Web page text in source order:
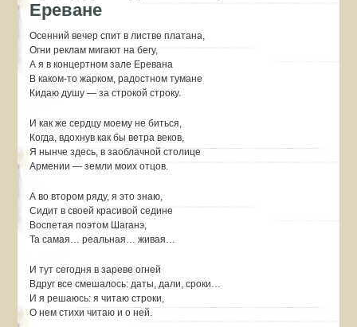
Ереване
Осенний вечер спит в листве платана,
Огни реклам мигают на бегу,
А я в концертном зале Еревана
В каком-то жарком, радостном тумане
Кидаю душу — за строкой строку.
И как же сердцу моему не биться,
Когда, вдохнув как бы ветра веков,
Я нынче здесь, в заоблачной столице
Армении — земли моих отцов.
А во втором ряду, я это знаю,
Сидит в своей красивой седине
Воспетая поэтом Шаганэ,
Та самая… реальная… живая…
И тут сегодня в зареве огней
Вдруг все смешалось: даты, дали, сроки…
И я решаюсь: я читаю строки,
О нем стихи читаю и о ней.